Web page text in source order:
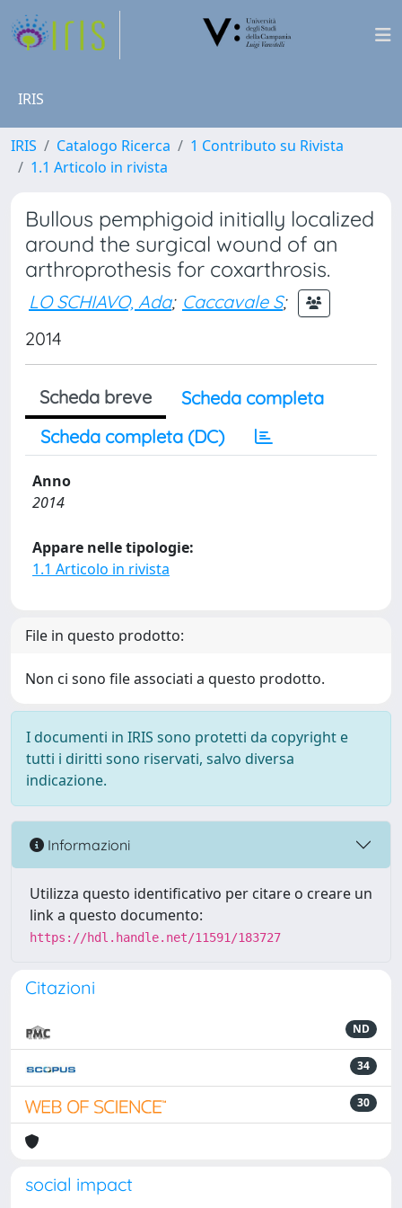
IRIS
IRIS Catalogo Ricerca
1 Contributo su Rivista
1.1 Articolo in rivista
Bullous pemphigoid initially localized
around the surgical wound of an
arthroprothesis for coxarthrosis.
LO SCHIAVO, Ada; Caccavale S;
2014
Scheda breve
Scheda completa
Scheda completa (DC)
Anno
2014
Appare nelle tipologie:
1.1 Articolo in rivista
File in questo prodotto:
Non ci sono file associati a questo prodotto.
I documenti in IRIS sono protetti da copyright e
tutti i diritti sono riservati, salvo diversa
indicazione.
Informazioni
Utilizza questo identificativo per citare o creare un
link a questo documento:
https://hdl.handle.net/11591/183727
Citazioni
ND
34
30
social impact